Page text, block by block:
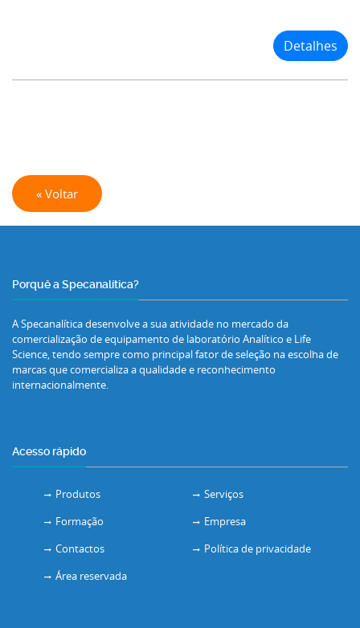
Detalhes
« Voltar
Porquê a Specanalítica?
A Specanalítica desenvolve a sua atividade no mercado da
comercialização de equipamento de laboratório Analítico e Life
Science, tendo sempre como principal fator de seleção na escolha de
marcas que comercializa a qualidade e reconhecimento
internacionalmente.
Acesso rápido
Produtos
Serviços
Formação
Empresa
Contactos
Política de privacidade
Área reservada